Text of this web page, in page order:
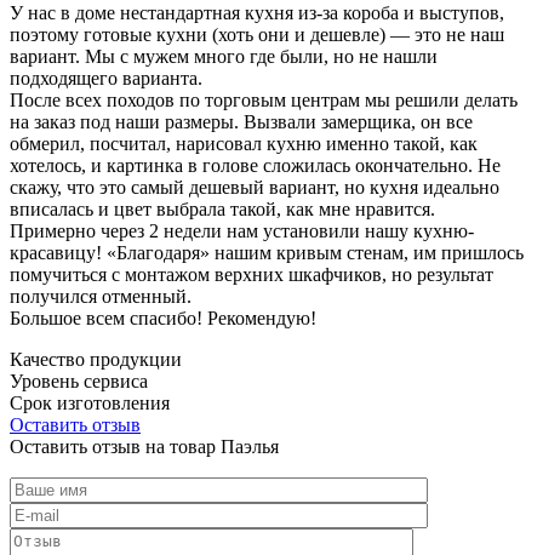
У нас в доме нестандартная кухня из-за короба и выступов,
поэтому готовые кухни (хоть они и дешевле) — это не наш
вариант. Мы с мужем много где были, но не нашли
подходящего варианта.
После всех походов по торговым центрам мы решили делать
на заказ под наши размеры. Вызвали замерщика, он все
обмерил, посчитал, нарисовал кухню именно такой, как
хотелось, и картинка в голове сложилась окончательно. Не
скажу, что это самый дешевый вариант, но кухня идеально
вписалась и цвет выбрала такой, как мне нравится.
Примерно через 2 недели нам установили нашу кухню-
красавицу! «Благодаря» нашим кривым стенам, им пришлось
помучиться с монтажом верхних шкафчиков, но результат
получился отменный.
Большое всем спасибо! Рекомендую!
Качество продукции
Уровень сервиса
Срок изготовления
Оставить отзыв
Оставить отзыв на товар Паэлья